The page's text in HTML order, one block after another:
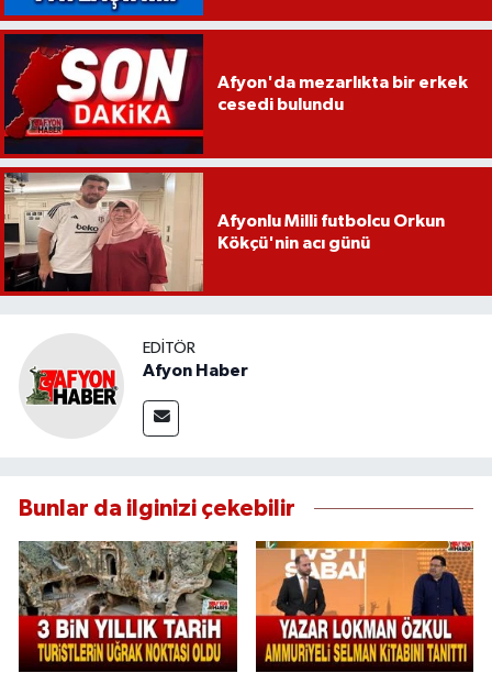
Afyon'da mezarlıkta bir erkek
cesedi bulundu
Afyonlu Milli futbolcu Orkun
Kökçü'nin acı günü
EDITÖR
Afyon Haber
Bunlar da ilginizi çekebilir